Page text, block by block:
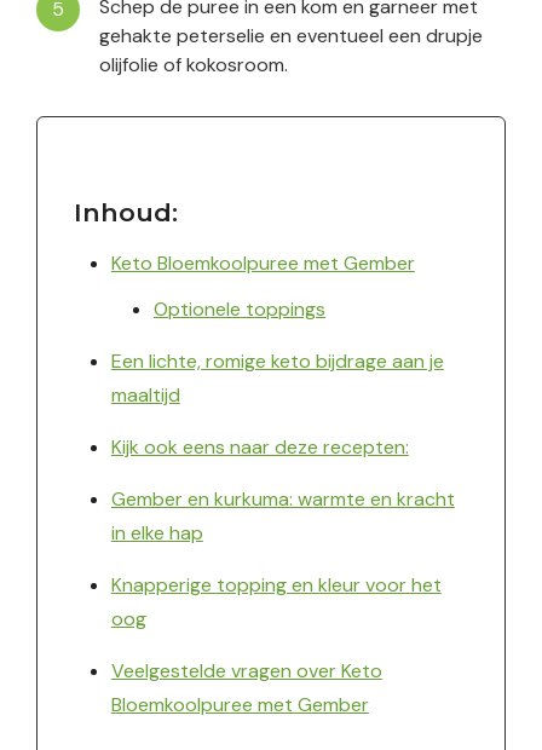
Schep de puree in een kom en garneer met
gehakte peterselie en eventueel een drupje
olijfolie of kokosroom.
Inhoud:
Keto Bloemkoolpuree met Gember
Optionele toppings
Een lichte, romige keto bijdrage aan je
maaltijd
Kijk ook eens naar deze recepten:
Gember en kurkuma: warmte en kracht
in elke hap
Knapperige topping en kleur voor het
oog
Veelgestelde vragen over Keto
Bloemkoolpuree met Gember